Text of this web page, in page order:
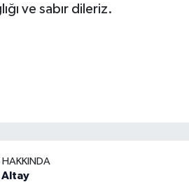
ve sabır dileriz.
HAKKINDA
Altay